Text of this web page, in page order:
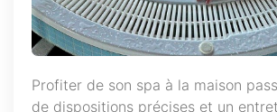
Profiter de son spa à la maison
de dispositions précises et un